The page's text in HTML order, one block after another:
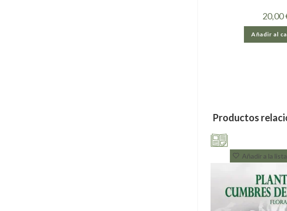
20,00
Añadir al
Productos
Añadir a la